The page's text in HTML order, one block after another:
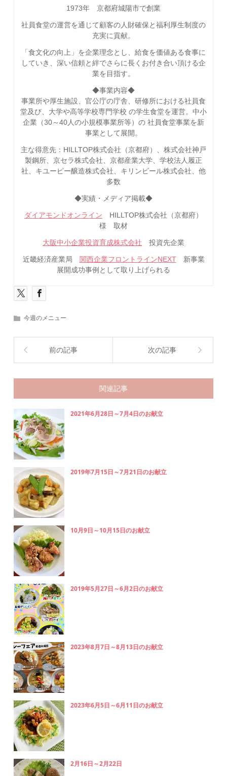
1973年 京都府城陽市で創業
社員食堂の運営を通じて顧客の人財確保と福利厚生制度の
充実に貢献。
「食文化の向上」を企業理念とし、給食を価値ある食事に
していき、深い信頼と絆でさらに長くお付き合い頂ける企
業を目指す。
◆事業内容◆
事業所や厚生施設、官公庁の庁舎、研修所における社員食
堂及び、大学や高等学校専門学校 の学生食堂を運営。中小
企業（30～40人の小規模事業所等）の 社員食堂事業を新
事業として展開。
主な得意先：HILLTOP株式会社（京都府）、株式会社神戸
製鋼所、京セラ株式会社、京都産業大学、学校法人履正
社、キユーピー醸造株式会社、キリンビール株式会社、他
多数
◆実績・メディア掲載◆
ダイアモンドオンライン HILLTOP株式会社（京都府）
様 取材
大阪中小企業投資育成株式会社 投資先企業
近畿経済産業局 関西企業フロントラインNEXT新事業
展開成功事例として取り上げられる
今週のメニュー
前の記事 次の記事
関連記事
2021年6月28日～7月4日のお献立
2019年7月15日～7月21日のお献立
10月9日～10月15日のお献立
2019年5月27日～6月2日のお献立
2023年8月7日～8月13日のお献立
2023年6月5日～6月11日のお献立
2月16日～2月22日